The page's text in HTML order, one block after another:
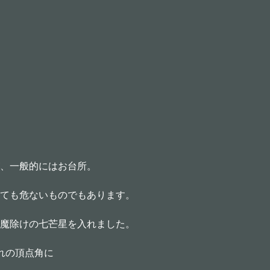
一般的にはお台所。
も危ないものでもあります。
除けの七芒星を入れました。
の頂点角に